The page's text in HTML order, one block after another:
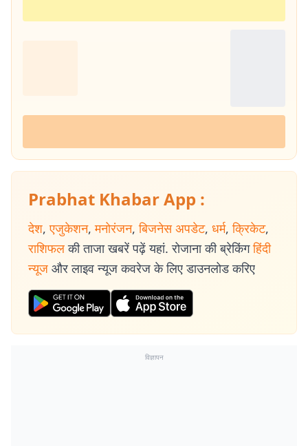
Prabhat Khabar App :
देश, एजुकेशन, मनोरंजन, बिजनेस अपडेट, धर्म, क्रिकेट,
राशिफल की ताजा खबरें पढ़ें यहां. रोजाना की ब्रेकिंग हिंदी
न्यूज और लाइव न्यूज कवरेज के लिए डाउनलोड करिए
विज्ञापन